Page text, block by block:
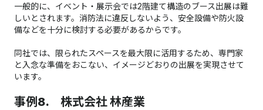
一般的に、イベント・展示会では2階建て構造のブース出展は難
しいとされます。消防法に違反しないよう、安全設備や防火設
備などを十分に検討する必要があるからです。
同社では、限られたスペースを最大限に活用するため、専門家
と入念な準備をおこない、イメージどおりの出展を実現させて
います。
事例8. 株式会社 林産業